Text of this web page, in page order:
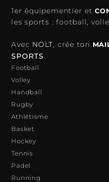
1er équipementier et
les sports : football,
Avec NOLT , crée ton
SPORTS
Football
Volley
Handball
Rugby
Athlétisme
Basket
Hockey
Tennis
Padel
Running